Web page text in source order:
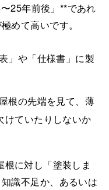
25年前後」**であれ
めて高いです。
」や「仕様書」に製
根の先端を見て、薄
けていたりしないか
根に対し「塗装しま
識不足か、あるいは